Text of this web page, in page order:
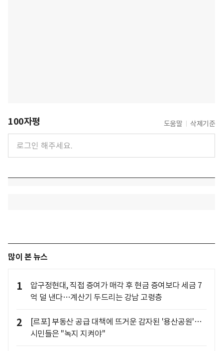
100자평 도움말 삭제기준
많이 본 뉴스
1
압구정현대, 직접 증여가 매각 후 현금 증여보다 세금 7
억 덜 낸다…계산기 두드리는 강남 고령층
2
[르포] 부동산 공급 대책에 뜨거운 감자된 '용산공원'…
시민들은 "녹지 지켜야"